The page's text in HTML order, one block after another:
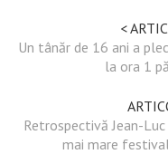
<
Un tânăr de 16 ani a
la ora 1
Retrospectivă Jean-
mai mare